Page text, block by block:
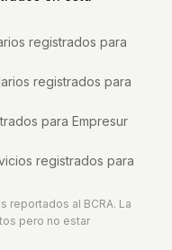
registrados para
registrados para
para Empresur
registrados para
reportados al BCRA. La
pero no estar